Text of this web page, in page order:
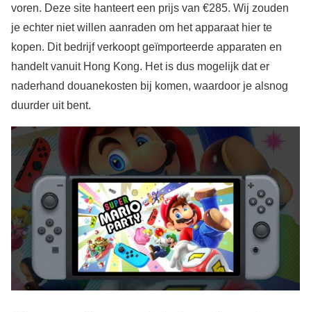
voren. Deze site hanteert een prijs van €285. Wij zouden
je echter niet willen aanraden om het apparaat hier te
kopen. Dit bedrijf verkoopt geïmporteerde apparaten en
handelt vanuit Hong Kong. Het is dus mogelijk dat er
naderhand douanekosten bij komen, waardoor je alsnog
duurder uit bent.